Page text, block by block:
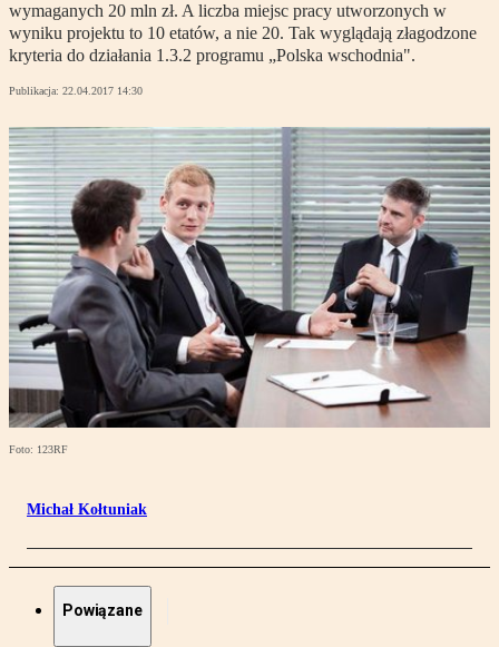
wymaganych 20 mln zł. A liczba miejsc pracy utworzonych w
wyniku projektu to 10 etatów, a nie 20. Tak wyglądają złagodzone
kryteria do działania 1.3.2 programu „Polska wschodnia".
Publikacja: 22.04.2017 14:30
Foto: 123RF
Michał Kołtuniak
Powiązane